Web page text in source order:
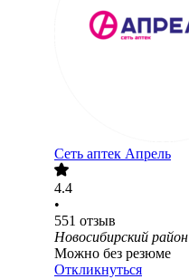
Сеть аптек Апрель
4.4
•
551 отзыв
Новосибирский район
Можно без резюме
Откликнуться